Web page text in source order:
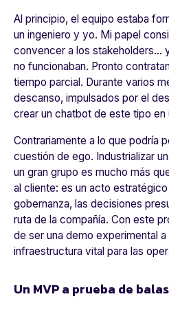
Al principio, el equipo estaba
un ingeniero y yo. Mi papel
convencer a los stakeholders...
no funcionaban. Pronto
tiempo parcial. Durante varios
descanso, impulsados por el
crear un chatbot de este tipo en
Contrariamente a lo que podría
cuestión de ego. Industrializar
un gran grupo es mucho más
al cliente: es un acto
gobernanza, las decisiones
ruta de la compañía. Con este
de ser una demo experimental
infraestructura vital para las
Un MVP a prueba de balas